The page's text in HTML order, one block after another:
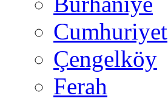
Cumhuriyet
Çengelköy
Ferah